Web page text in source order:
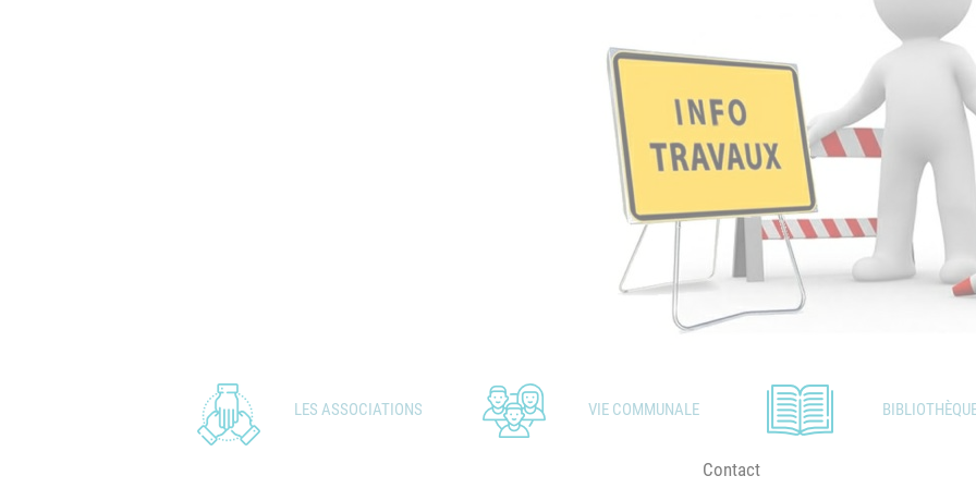
LES ASSOCIATIONS VIE COMMUNALE
Contact